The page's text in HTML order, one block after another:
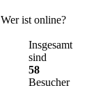
Wer ist online?
Insgesamt
sind
58
Besucher